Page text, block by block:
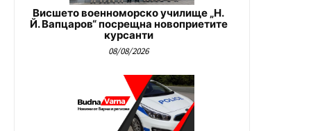
Висшето военноморско училище „Н.
Й. Вапцаров“ посрещна новоприетите
курсанти
08/08/2026